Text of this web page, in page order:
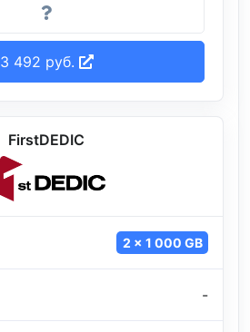
3 492 руб.
FirstDEDIC
2 x 1 000 GB
-